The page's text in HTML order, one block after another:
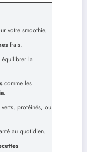
votre smoothie.
frais.
la
comme les
.
protéinés, ou
au quotidien.